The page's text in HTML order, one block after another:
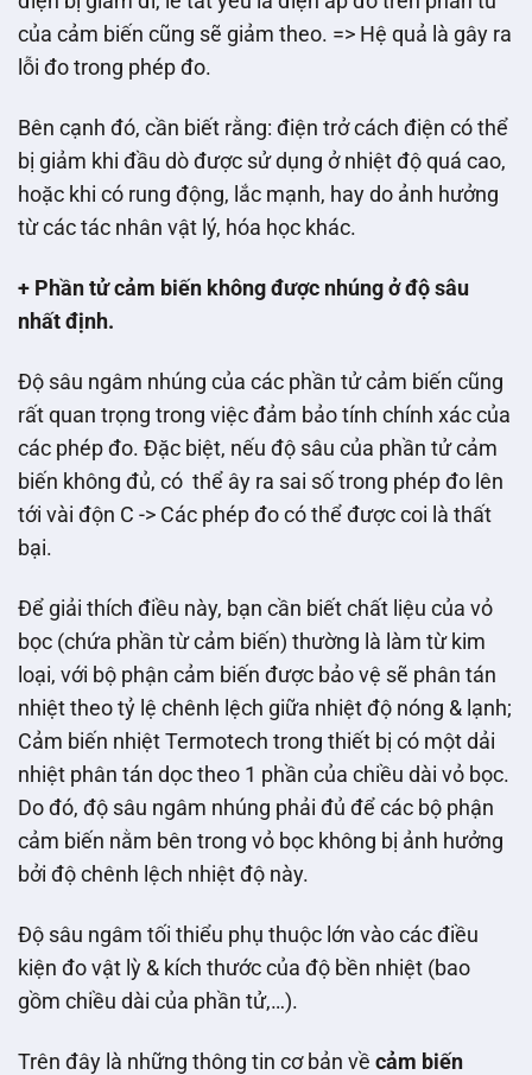
của cảm biến cũng sẽ giảm theo. => Hệ quả là gây ra
lỗi đo trong phép đo.
Bên cạnh đó, cần biết rằng: điện trở cách điện có thể
bị giảm khi đầu dò được sử dụng ở nhiệt độ quá cao,
hoặc khi có rung động, lắc mạnh, hay do ảnh hưởng
từ các tác nhân vật lý, hóa học khác.
+ Phần tử cảm biến không được nhúng ở độ sâu
nhất định.
Độ sâu ngâm nhúng của các phần tử cảm biến cũng
rất quan trọng trong việc đảm bảo tính chính xác của
các phép đo. Đặc biệt, nếu độ sâu của phần tử cảm
biến không đủ, có thể ây ra sai số trong phép đo lên
tới vài độn C -> Các phép đo có thể được coi là thất
bại.
Để giải thích điều này, bạn cần biết chất liệu của vỏ
bọc (chứa phần từ cảm biến) thường là làm từ kim
loại, với bộ phận cảm biến được bảo vệ sẽ phân tán
nhiệt theo tỷ lệ chênh lệch giữa nhiệt độ nóng & lạnh;
Cảm biến nhiệt Termotech trong thiết bị có một dải
nhiệt phân tán dọc theo 1 phần của chiều dài vỏ bọc.
Do đó, độ sâu ngâm nhúng phải đủ để các bộ phận
cảm biến nằm bên trong vỏ bọc không bị ảnh hưởng
bởi độ chênh lệch nhiệt độ này.
Độ sâu ngâm tối thiểu phụ thuộc lớn vào các điều
kiện đo vật lỳ & kích thước của độ bền nhiệt (bao
gồm chiều dài của phần tử,…).
Trên đây là những thông tin cơ bản về cảm biến